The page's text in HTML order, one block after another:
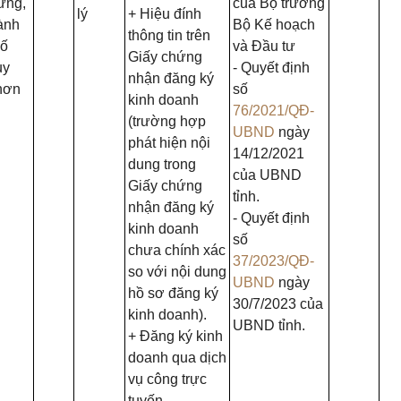
lý
+ Hiệu đính
thông tin trên
Giấy chứng
nhận đăng ký
kinh doanh
(trường hợp
phát hiện nội
dung trong
Giấy chứng
nhận đăng ký
kinh doanh
chưa chính xác
so với nội dung
hồ sơ đăng ký
kinh doanh).
+ Đăng ký kinh
doanh qua dịch
vụ công trực
của Bộ trưởng
Bộ Kế hoạch
và Đầu tư
- Quyết định
số
76/2021/QĐ-
UBND ngày
14/12/2021
của UBND
tỉnh.
- Quyết định
số
37/2023/QĐ-
UBND ngày
30/7/2023 của
UBND tỉnh.